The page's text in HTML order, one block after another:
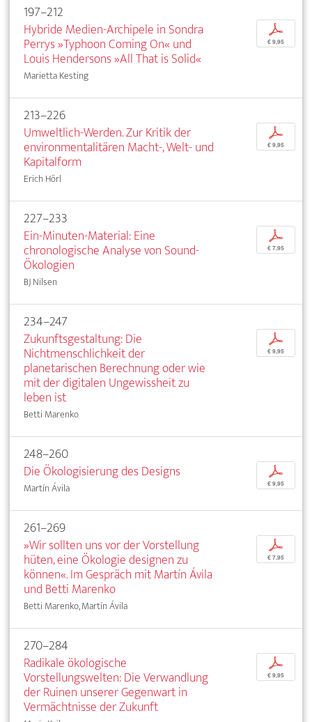
197–212
Hybride Medien-Archipele in Sondra
Perrys »Typhoon Coming On« und
Louis Hendersons »All That is Solid«
Marietta Kesting
p
€ 9,95
213–226
Umweltlich-Werden. Zur Kritik der
environmentalitären Macht-, Welt- und
Kapitalform
Erich Hörl
p
€ 9,95
227–233
Ein-Minuten-Material: Eine
chronologische Analyse von Sound-
Ökologien
BJ Nilsen
p
€ 7,95
234–247
Zukunftsgestaltung: Die
Nichtmenschlichkeit der
planetarischen Berechnung oder wie
mit der digitalen Ungewissheit zu
leben ist
Betti Marenko
p
€ 9,95
248–260
Die Ökologisierung des Designs
Martín Ávila
p
€ 9,95
261–269
»Wir sollten uns vor der Vorstellung
hüten, eine Ökologie designen zu
können«. Im Gespräch mit Martín Ávila
und Betti Marenko
Betti Marenko, Martín Ávila
p
€ 7,95
270–284
Radikale ökologische
Vorstellungswelten: Die Verwandlung
der Ruinen unserer Gegenwart in
Vermächtnisse der Zukunft
p
€ 9,95